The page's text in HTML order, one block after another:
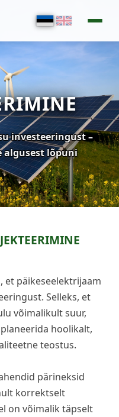
investeeringust –
algusest lõpuni
et päikeseelektrijaam
Selleks, et
võimalikult suur,
hoolikalt,
teostus.
pärineksid
korrektselt
on võimalik täpselt